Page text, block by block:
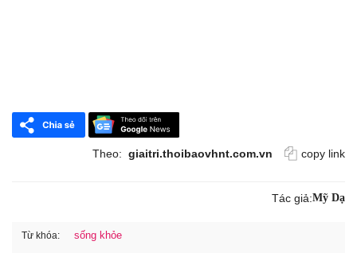
Theo: giaitri.thoibaovhnt.com.vn copy link
Tác giả:Mỹ Dạ
Từ khóa: sống khỏe